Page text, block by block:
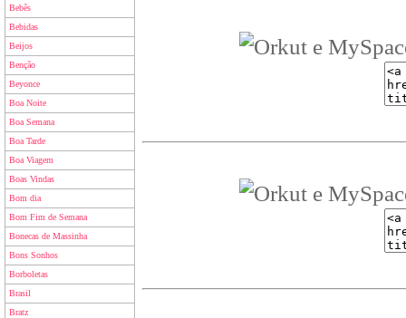
Bebês
Bebidas
Beijos
Benção
Beyonce
Boa Noite
Boa Semana
Boa Tarde
Boa Viagem
Boas Vindas
Bom dia
Bom Fim de Semana
Bonecas de Massinha
Bons Sonhos
Borboletas
Brasil
Bratz